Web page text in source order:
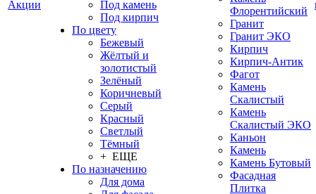
Акции
Под камень
Под кирпич
По цвету
Бежевый
Жёлтый и
золотистый
Зелёный
Коричневый
Серый
Красный
Светлый
Тёмный
+ ЕЩЕ
По назначению
Для дома
Флорентийский
Гранит
Гранит ЭКО
Кирпич
Кирпич-Антик
Фагот
Камень
Скалистый
Камень
Скалистый ЭКО
Каньон
Камень
Камень Бутовый
Фасадная
Плитка